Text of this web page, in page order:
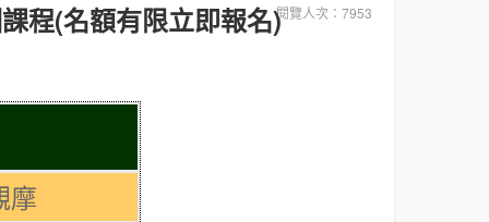
程(名額有限立即報名)閱覽人次：7953
摩